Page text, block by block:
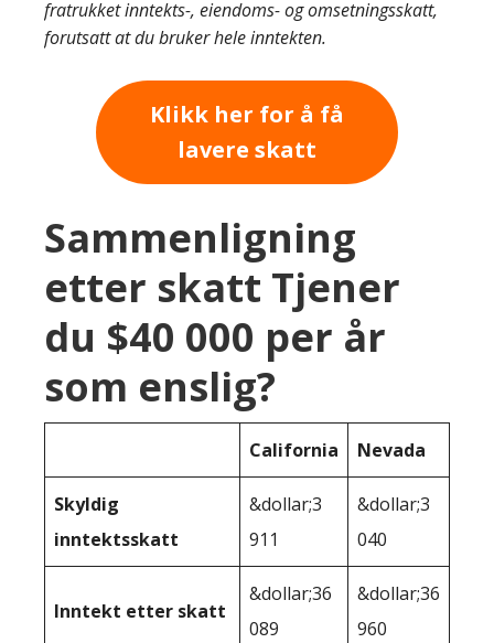
fratrukket inntekts-, eiendoms- og omsetningsskatt,
forutsatt at du bruker hele inntekten.
Klikk her for å få
lavere skatt
Sammenligning
etter skatt Tjener
du $40 000 per år
som enslig?
California Nevada
Skyldig
inntektsskatt
&dollar;3
911
&dollar;3
040
Inntekt etter skatt
&dollar;36
089
&dollar;36
960